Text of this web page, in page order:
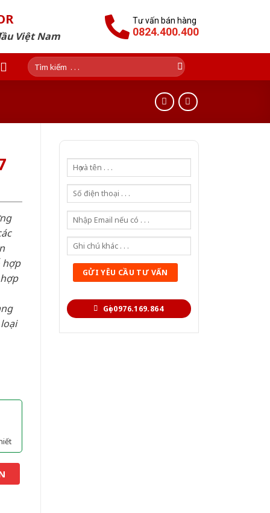
Việt Nam
Tư vấn bán hàng
0824.400.400
Tìm
kiếm:
Gọi 0976.169.864
hợp